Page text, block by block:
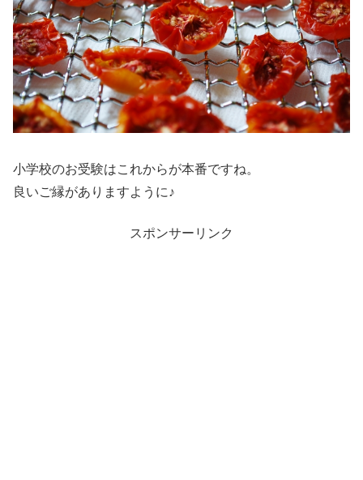
小学校のお受験はこれからが本番ですね。
良いご縁がありますように♪
スポンサーリンク